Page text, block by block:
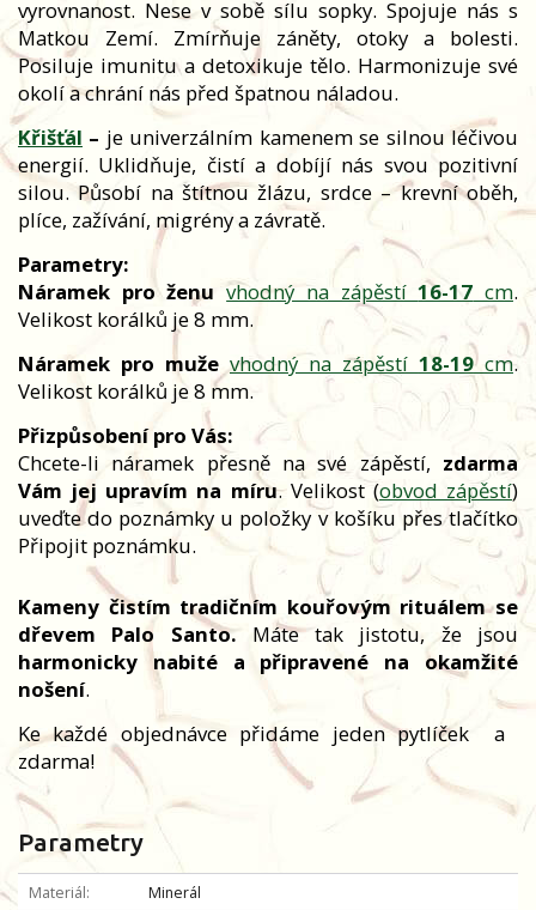
vyrovnanost. Nese v sobě sílu sopky. Spojuje nás s
Matkou Zemí. Zmírňuje záněty, otoky a bolesti.
Posiluje imunitu a detoxikuje tělo. Harmonizuje své
okolí a chrání nás před špatnou náladou.
Křišťál – je univerzálním kamenem se silnou léčivou
energií. Uklidňuje, čistí a dobíjí nás svou pozitivní
silou. Působí na štítnou žlázu, srdce – krevní oběh,
plíce, zažívání, migrény a závratě.
Parametry:
Náramek pro ženuvhodný na zápěstí16-17 cm.
Velikost korálků je 8 mm.
Náramek pro muže vhodný na zápěstí 18-19cm.
Velikost korálků je 8 mm.
Přizpůsobení pro Vás:
Chcete-li náramek přesně na své zápěstí, zdarma
Vám jej upravím na míru. Velikost (obvod zápěstí)
uveďte do poznámky u položky v košíku přes tlačítko
Připojit poznámku.
Kameny čistím tradičním kouřovým rituálem se
dřevem Palo Santo. Máte tak jistotu, že jsou
harmonicky nabité a připravené na okamžité
nošení.
Ke každé objednávce přidáme jeden pytlíček
a
zdarma!
Parametry
Materiál
Minerál